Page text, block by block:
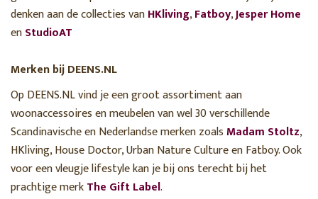
denken aan de collecties vanHKliving,Fatboy,Jesper Home
enStudioAT
Merken bij DEENS.NL
Op DEENS.NL vind je een groot assortiment aan
woonaccessoires en meubelen van wel 30 verschillende
Scandinavische en Nederlandse merken zoalsMadam Stoltz,
HKliving, House Doctor, Urban Nature Culture en Fatboy. Ook
voor een vleugje lifestyle kan je bij ons terecht bij het
prachtige merkThe Gift Label.